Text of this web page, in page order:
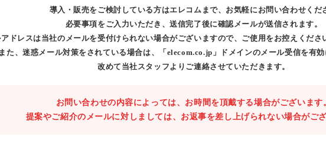
導入・販売をご検討している方はエレコムまで、お気軽にお問い合わせくだ
必要事項をご入力いただき、送信完了後に確認メールが送信されます。
ドレスは当社のメールを受付けられない場合がございますので、ご使用をお控えくださ
また、迷惑メール対策をされている場合は、「elecom.co.jp」ドメインのメール受信を有効
改めて当社スタッフよりご連絡させていただきます。
お問い合わせの内容によっては、お時間を頂戴する場合がございます
提案やご紹介のメールに対しましては、お返事を差し上げられない場合がござ